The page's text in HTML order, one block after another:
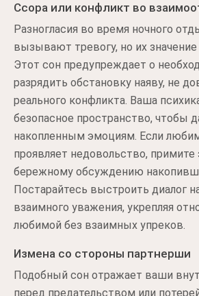
Ссора или конфликт во
Разногласия во время ночного
вызывают тревогу, но их
Этот сон предупреждает о
разрядить обстановку наяву, не
реального конфликта. Ваша
безопасное пространство, чтобы
накопленным эмоциям. Если
проявляет недовольство,
бережному обсуждению
Постарайтесь выстроить диалог
взаимного уважения, укрепляя
любимой без взаимных упреков.
Измена со стороны партнерши
Подобный сон отражает ваши
перед предательством или